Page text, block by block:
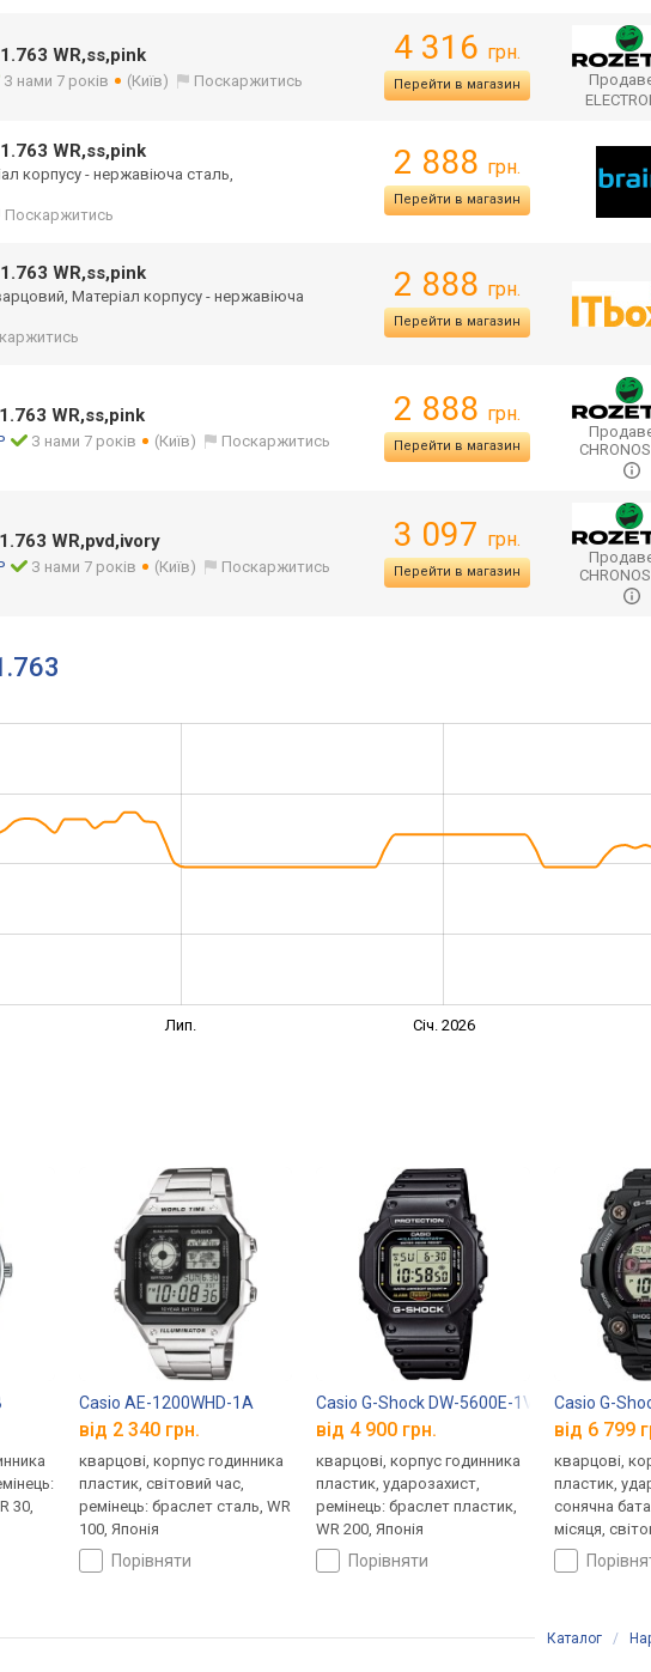
WR,ss,pink
З нами 7 років (Київ) Поскаржитись
4 316 грн.
Перейти в магазин
WR,ss,pink
корпусу - нержавіюча сталь,
Поскаржитись
2 888 грн.
Перейти в магазин
WR,ss,pink
Матеріал корпусу - нержавіюча
2 888 грн.
Перейти в магазин
WR,ss,pink
З нами 7 років (Київ) Поскаржитись
2 888 грн.
Перейти в магазин
WR,pvd,ivory
З нами 7 років (Київ) Поскаржитись
3 097 грн.
Перейти в магазин
Лип. Січ. 2026
30,
Casio AE-1200WHD-1A
від 2 340 грн.
кварцові, корпус годинника
пластик, світовий час,
ремінець: браслет сталь, WR
100, Японія
порівняти
Casio G-Shock DW-5600E-1V
від 4 900 грн.
кварцові, корпус годинника
пластик, ударозахист,
ремінець: браслет пластик,
WR 200, Японія
порівняти
Casio G-
від 6 799
кварцові,
пластик,
сонячна
місяця,
ремінець:
WR 200,
Каталог /